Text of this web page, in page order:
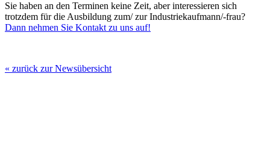
Sie haben an den Terminen keine Zeit, aber interessieren sich
trotzdem für die Ausbildung zum/ zur Industriekaufmann/-frau?
Dann nehmen Sie Kontakt zu uns auf!
« zurück zur Newsübersicht